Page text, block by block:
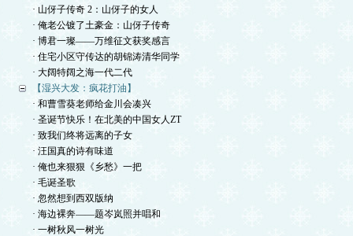
· 山伢子传奇 2：山伢子的女人
· 俺老公镀了土豪金：山伢子传奇
· 博君一璨——万维征文获奖感言
· 住宅小区守传达的胡锦涛清华同学
· 大阔特阔之海一代二代
【湿兴大发：疯花打油】
· 和曹雪葵老师给金川会凑兴
· 圣诞节快乐！在北美的中国女人ZT
· 致我们终将远离的子女
· 汪国真的诗有味道
· 俺也来狠狠《乡愁》一把
· 毛诞圣歌
· 忽然想到西双版纳
· 海边裸奔——题岑岚照并唱和
· 一树秋风一树光